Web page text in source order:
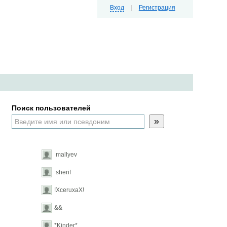
Вход Регистрация
Поиск пользователей
»
mallyev
sherif
!ХсеruхаХ!
&&
*Kinder*